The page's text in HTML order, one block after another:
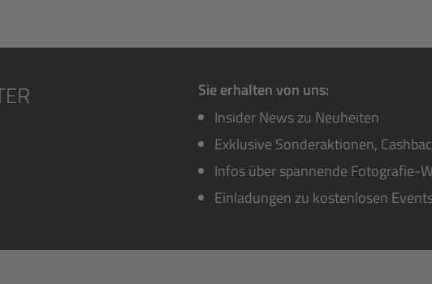
Sie erhalten von uns:
Insider News zu Neuheiten
Exklusive Sonderaktionen,
Infos über spannende Fotografie-
Einladungen zu kostenlosen